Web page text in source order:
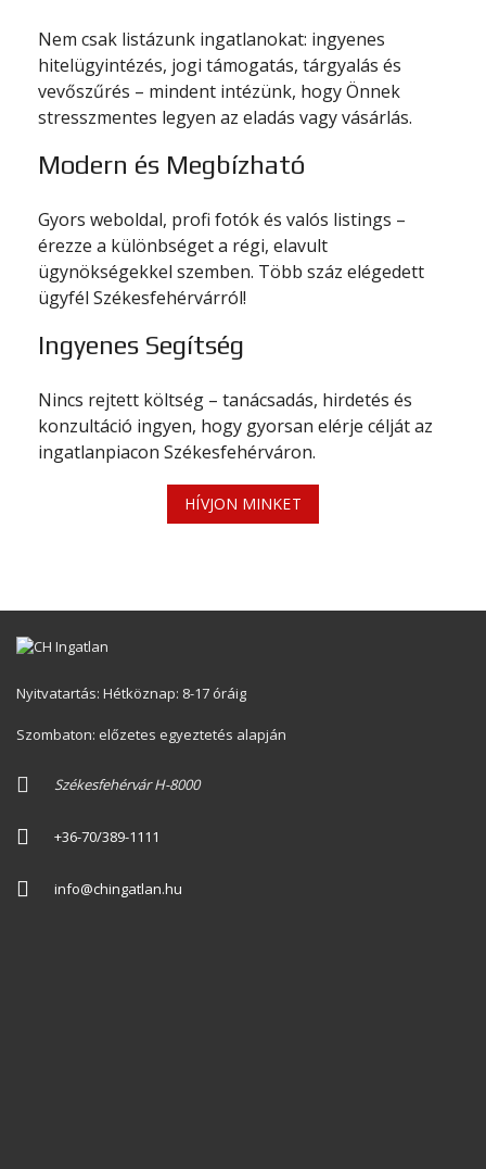
Nem csak listázunk ingatlanokat: ingyenes
hitelügyintézés, jogi támogatás, tárgyalás és
vevőszűrés – mindent intézünk, hogy Önnek
stresszmentes legyen az eladás vagy vásárlás.
Modern és Megbízható
Gyors weboldal, profi fotók és valós listings –
érezze a különbséget a régi, elavult
ügynökségekkel szemben. Több száz elégedett
ügyfél Székesfehérvárról!
Ingyenes Segítség
Nincs rejtett költség – tanácsadás, hirdetés és
konzultáció ingyen, hogy gyorsan elérje célját az
ingatlanpiacon Székesfehérváron.
HÍVJON MINKET
Nyitvatartás: Hétköznap: 8-17 óráig
Szombaton: előzetes egyeztetés alapján
Székesfehérvár H-8000
+36-70/389-1111
info@chingatlan.hu